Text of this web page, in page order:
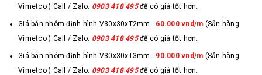
Vimetco ) Call / Zalo: 0903 418 495để có giá tốt hơn.
Giá bán nhôm định hình V30x30xT2mm : 60.000 vnd/m (Sẵn hàng
Vimetco ) Call / Zalo: 0903 418 495để có giá tốt hơn.
Giá bán nhôm định hình V30x30xT3mm : 90.000 vnd/m (Sẵn hàng
Vimetco ) Call / Zalo: 0903 418 495để có giá tốt hơn.